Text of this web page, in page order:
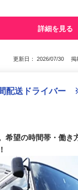
詳細を見る
更新日： 2026/07/30 掲
配送ドライバー
希望の時間帯・働き